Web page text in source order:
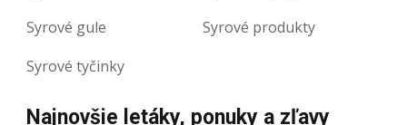
Syrové gule
Syrové produkty
Syrové tyčinky
Najnovšie letáky, ponuky a zľavy